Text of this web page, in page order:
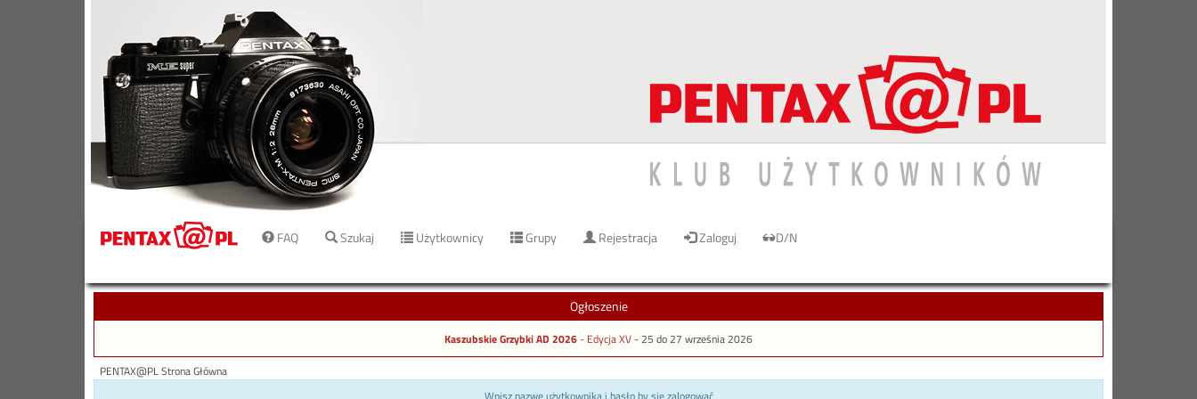
FAQ Szukaj Użytkownicy Grupy Rejestracja Zaloguj D/N
Ogłoszenie
Kaszubskie Grzybki AD 2026- Edycja XV -25 do 27 września 2026
PENTAX@PL Strona Główna